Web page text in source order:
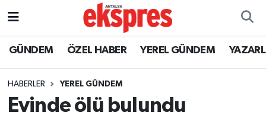
GÜNDEM ÖZEL HABER YEREL GÜNDEM
HABERLER YEREL GÜNDEM
Evinde ölü bulundu
ÖZEL HABER
YEREL GÜNDEM
Nöbetçi Eczaneler
Trafik Durumu